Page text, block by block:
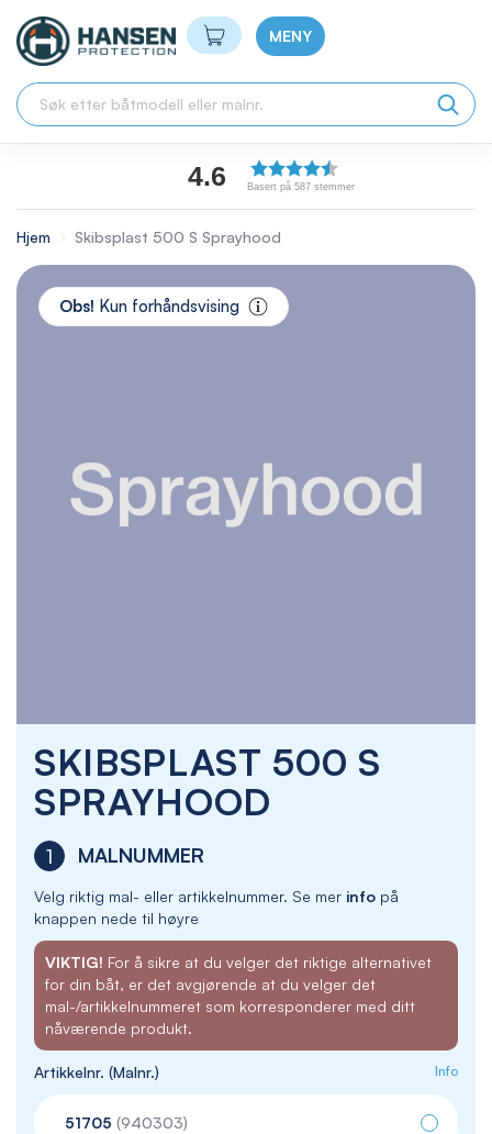
Min handlekurv
MENY
4.6 Basert på 587 stemmer
Hjem Skibsplast 500 S Sprayhood
SKIBSPLAST 500 S
SPRAYHOOD
1 MALNUMMER
Velg riktig mal- eller artikkelnummer. Se mer info på
knappen nede til høyre
VIKTIG! For å sikre at du velger det riktige alternativet
for din båt, er det avgjørende at du velger det
mal-/artikkelnummeret som korresponderer med ditt
nåværende produkt.
Artikkelnr. (Malnr.) Info
51705 (940303)
Skip
Obs! Kun forhåndsvising
the
beginning
the
images
gallery